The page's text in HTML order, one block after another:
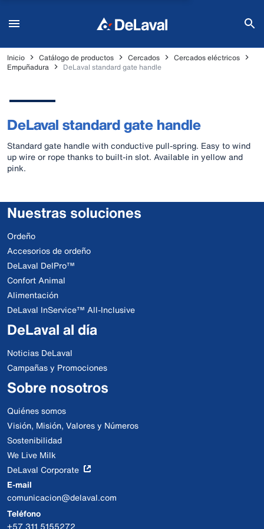
Inicio Catálogo de productos Cercados
Cercados eléctricos
Empuñadura
DeLaval standard gate handle
DeLaval standard gate handle
Standard gate handle with conductive pull-spring. Easy to wind
up wire or rope thanks to built-in slot. Available in yellow and
pink.
Nuestras soluciones
Ordeño
Accesorios de ordeño
DeLaval DelPro™
Confort Animal
Alimentación
DeLaval InService™ All-Inclusive
DeLaval al día
Noticias DeLaval
Campañas y Promociones
Sobre nosotros
Quiénes somos
Visión, Misión, Valores y Números
Sostenibilidad
We Live Milk
DeLaval Corporate
E-mail
comunicacion@delaval.com
Teléfono
+57 311 5155272